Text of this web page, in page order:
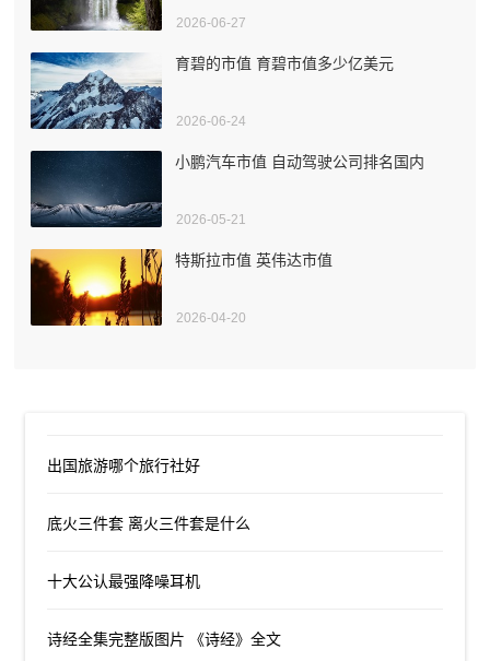
2026-06-27
育碧的市值 育碧市值多少亿美元
2026-06-24
小鹏汽车市值 自动驾驶公司排名国内
2026-05-21
特斯拉市值 英伟达市值
2026-04-20
出国旅游哪个旅行社好
底火三件套 离火三件套是什么
十大公认最强降噪耳机
诗经全集完整版图片 《诗经》全文